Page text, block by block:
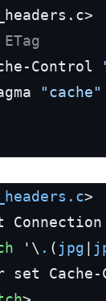
Control
"cache"
>
'\ . ( jpg
set